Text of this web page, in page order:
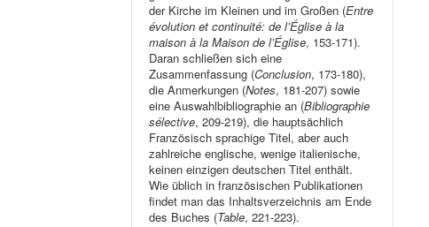
der Kirche im Kleinen und im Großen (Entre
évolution et continuité: de l’Église à la
maison à la Maison de l’Église, 153-171).
Daran schließen sich eine
Zusammenfassung (Conclusion, 173-180),
die Anmerkungen (Notes, 181-207) sowie
eine Auswahlbibliographie an (Bibliographie
sélective, 209-219), die hauptsächlich
Französisch sprachige Titel, aber auch
zahlreiche englische, wenige italienische,
keinen einzigen deutschen Titel enthält.
Wie üblich in französischen Publikationen
findet man das Inhaltsverzeichnis am Ende
des Buches (Table, 221-223).